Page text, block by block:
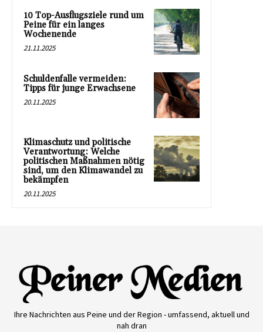
10 Top-Ausflugsziele rund um
Peine für ein langes
Wochenende
21.11.2025
Schuldenfalle vermeiden:
Tipps für junge Erwachsene
20.11.2025
Klimaschutz und politische
Verantwortung: Welche
politischen Maßnahmen nötig
sind, um den Klimawandel zu
bekämpfen
20.11.2025
Ihre Nachrichten aus Peine und der Region - umfassend, aktuell und
nah dran